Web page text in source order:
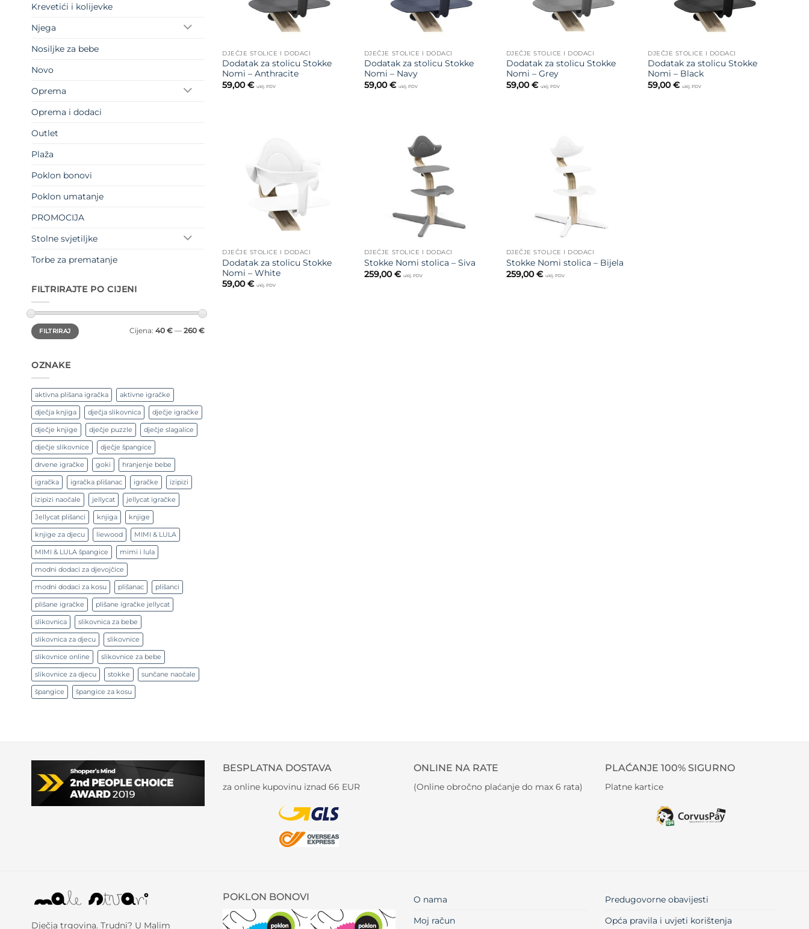
Krevetići i kolijevke
Njega
Nosiljke za bebe
Novo
Oprema
Oprema i dodaci
Outlet
Plaža
Poklon bonovi
Poklon umatanje
PROMOCIJA
Stolne svjetiljke
Torbe za prematanje
FILTRIRAJTE PO CIJENI
Min
cijena
Maks
cijenaFILTRIRAJ Cijena: 40 €— 260 €
OZNAKE
aktivna plišana igračka aktivne igračke
dječja knjiga dječja slikovnica dječje igračke
dječje knjige dječje puzzle dječje slagalice
dječje slikovnice dječje špangice
drvene igračke goki hranjenje bebe
igračka igračka plišanac igračke izipizi
izipizi naočale jellycat jellycat igračke
Jellycat plišanci knjiga knjige
knjige za djecu liewood MIMI & LULA
MIMI & LULA špangice mimi i lula
modni dodaci za djevojčice
modni dodaci za kosu plišanac plišanci
plišane igračke plišane igračke jellycat
slikovnica slikovnica za bebe
slikovnica za djecu slikovnice
slikovnice online slikovnice za bebe
slikovnice za djecu stokke sunčane naočale
špangice špangice za kosu
DJEČJE STOLICE I DODACI
Dodatak za stolicu Stokke
Nomi – Anthracite
59,00€ uklj. PDV
DJEČJE STOLICE I DODACI
Dodatak za stolicu Stokke
Nomi – Navy
59,00€ uklj. PDV
DJEČJE STOLICE I DODACI
Dodatak za stolicu Stokke
Nomi – Grey
59,00€ uklj. PDV
DJEČJE STOLICE I DODACI
Dodatak za stolicu Stokke
Nomi – Black
59,00€ uklj. PDV
DJEČJE STOLICE I DODACI
Dodatak za stolicu Stokke
Nomi – White
59,00€ uklj. PDV
DJEČJE STOLICE I DODACI
Stokke Nomi stolica – Siva
259,00€ uklj. PDV
DJEČJE STOLICE I DODACI
Stokke Nomi stolica – Bijela
259,00€ uklj. PDV
BESPLATNA DOSTAVA
za online kupovinu iznad 66 EUR
ONLINE NA RATE
(Online obročno plaćanje do max 6 rata)
PLAĆANJE 100% SIGURNO
Platne kartice
Dječja trgovina. Trudni? U Malim
POKLON BONOVI
O nama
Moj račun
Predugovorne obavijesti
Opća pravila i uvjeti korištenja